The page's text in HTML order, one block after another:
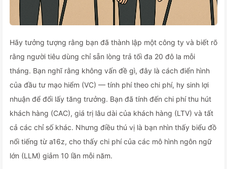
Hãy tưởng tượng rằng bạn đã thành lập một công ty và biết rõ
rằng người tiêu dùng chỉ sẵn lòng trả tối đa 20 đô la mỗi
tháng. Bạn nghĩ rằng không vấn đề gì, đây là cách điển hình
của đầu tư mạo hiểm (VC) — tính phí theo chi phí, hy sinh lợi
nhuận để đổi lấy tăng trưởng. Bạn đã tính đến chi phí thu hút
khách hàng (CAC), giá trị lâu dài của khách hàng (LTV) và tất
cả các chỉ số khác. Nhưng điều thú vị là bạn nhìn thấy biểu đồ
nổi tiếng từ a16z, cho thấy chi phí của các mô hình ngôn ngữ
lớn (LLM) giảm 10 lần mỗi năm.